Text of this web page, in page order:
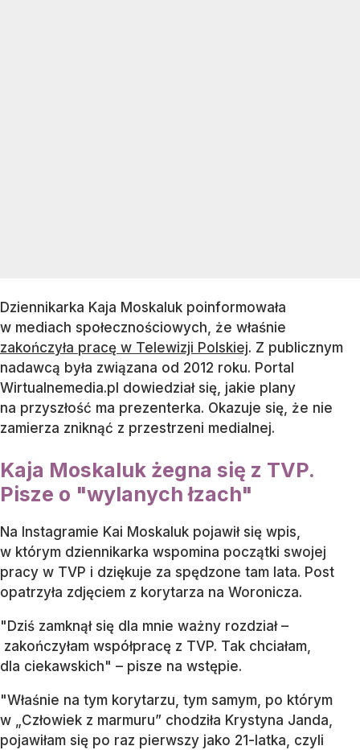
Dziennikarka Kaja Moskaluk poinformowała
w mediach społecznościowych, że właśnie
zakończyła pracę w Telewizji Polskiej. Z publicznym
nadawcą była związana od 2012 roku. Portal
Wirtualnemedia.pl dowiedział się, jakie plany
na przyszłość ma prezenterka. Okazuje się, że nie
zamierza zniknąć z przestrzeni medialnej.
Kaja Moskaluk żegna się z TVP.
Pisze o "wylanych łzach"
Na Instagramie Kai Moskaluk pojawił się wpis,
w którym dziennikarka wspomina początki swojej
pracy w TVP i dziękuje za spędzone tam lata. Post
opatrzyła zdjęciem z korytarza na Woronicza.
"Dziś zamknął się dla mnie ważny rozdział –
zakończyłam współpracę z TVP. Tak chciałam,
dla ciekawskich" – pisze na wstępie.
"Właśnie na tym korytarzu, tym samym, po którym
w „Człowiek z marmuru” chodziła Krystyna Janda,
pojawiłam się po raz pierwszy jako 21-latka, czyli